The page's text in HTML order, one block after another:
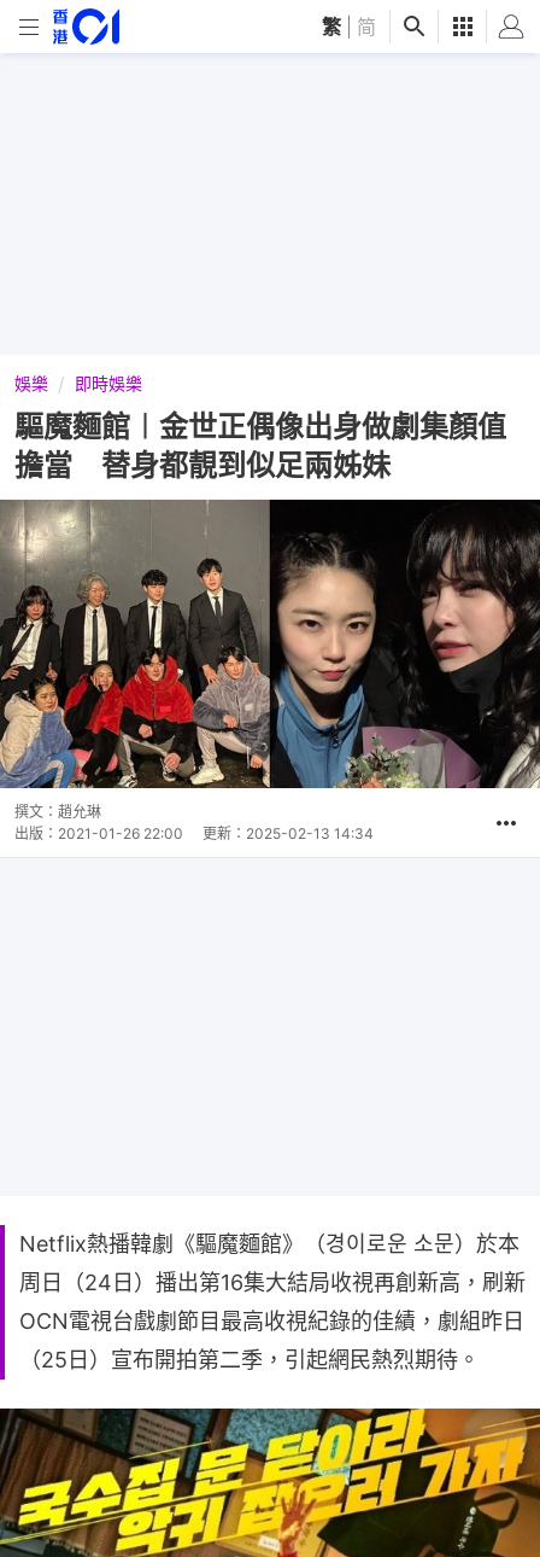
繁 简
娛樂 即時娛樂
驅魔麵館︱金世正偶像出身做劇集顏值
擔當 替身都靚到似足兩姊妹
撰文： 趙允琳
出版： 2021-01-26 22:00 更新： 2025-02-13 14:34
Netflix熱播韓劇《驅魔麵館》（경이로운 소문）於本
周日（24日）播出第16集大結局收視再創新高，刷新
OCN電視台戲劇節目最高收視紀錄的佳績，劇組昨日
（25日）宣布開拍第二季，引起網民熱烈期待。